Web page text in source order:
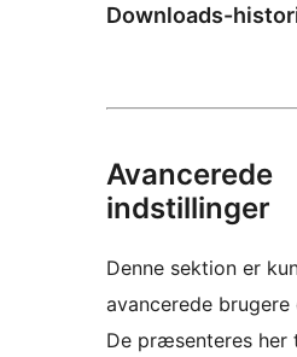
Downloads-
Avancerede
indstillinger
Denne sektion er
avancerede
De præsenteres her